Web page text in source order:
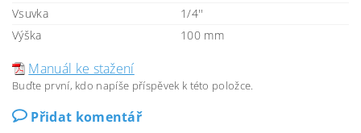
Vsuvka
1/4''
Výška
100 mm
Manuál ke stažení
Buďte první, kdo napíše příspěvek k této položce.
Přidat komentář